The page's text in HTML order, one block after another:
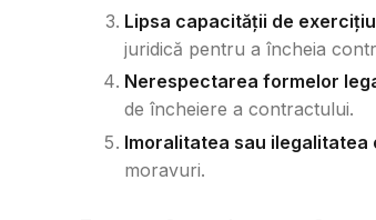
Lipsa capacității de
juridică pentru a încheia
Nerespectarea formelor
de încheiere a contractului.
Imoralitatea sau
moravuri.